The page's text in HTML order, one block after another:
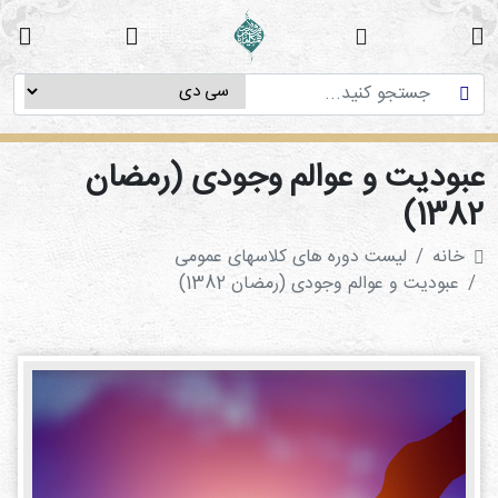
دوره
های
آموزشی
پژوهش
های
میان
رشته
استاد
میرزایی
عبودیت و عوالم وجودی (رمضان
1382)
خانه
لیست دوره های کلاسهای عمومی
عبودیت و عوالم وجودی (رمضان 1382)